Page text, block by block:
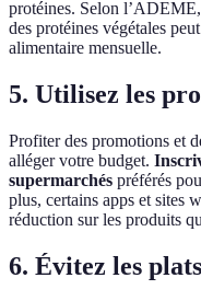
protéines. Selon
des protéines végétales
alimentaire mensuelle.
5. Utilisez les
Profiter des promotions et
alléger votre budget.
supermarchés préférés
plus, certains apps et sites
réduction sur les produits
6. Évitez les